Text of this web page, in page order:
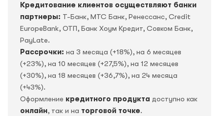
Кредитование клиентов осуществляют банки
партнеры: Т-Банк, МТС Банк, Ренессанс, Credit
EuropeBank, OTП, Банк Хоум Кредит, Совком Банк,
PayLate.
Рассрочки: на 3 месяца (+18%), на 6 месяцев
(+23%), на 10 месяцев (+27,5%), на 12 месяцев
(+30%), на 18 месяцев (+36,7%), на 24 месяца
(+43%).
Оформление кредитного продукта доступно как
онлайн, так и на торговой точке.